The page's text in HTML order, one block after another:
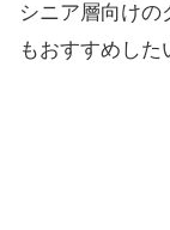
シニア層向けの
もおすすめした